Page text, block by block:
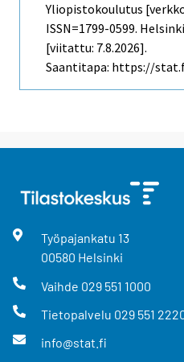
Yliopistokoulutus
ISSN=1799-0599.
[viitattu: 7.8.2026].
Saantitapa: https://
Työpajankatu 13
00580 Helsinki
Vaihde 029 551 1000
Tietopalvelu 029 551
info@stat.fi